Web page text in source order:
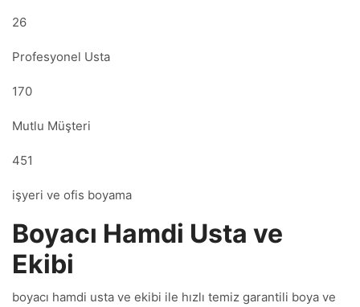
26
Profesyonel Usta
170
Mutlu Müşteri
451
işyeri ve ofis boyama
Boyacı Hamdi Usta ve
Ekibi
boyacı hamdi usta ve ekibi ile hızlı temiz garantili boya ve